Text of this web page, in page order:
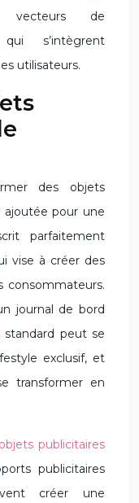
vecteurs de
s’intègrent
utilisateurs.
des objets
ajoutée pour une
parfaitement
vise à créer des
consommateurs.
journal de bord
standard peut se
exclusif, et
transformer en
publicitaires
publicitaires
créer une